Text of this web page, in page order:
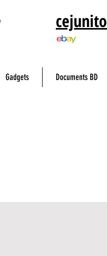
cejunito
Gadgets Documents BD